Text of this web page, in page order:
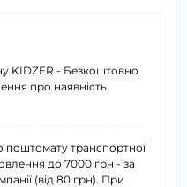
KIDZER - Безкоштовно
про наявність
поштомату транспортної
до 7000 грн - за
(від 80 грн). При